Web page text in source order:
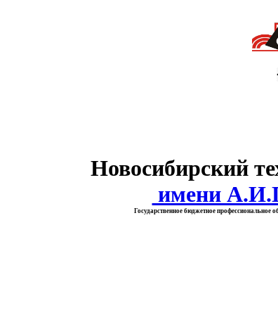
Новосибирский
имени
Государственное бюджетное профессиональное